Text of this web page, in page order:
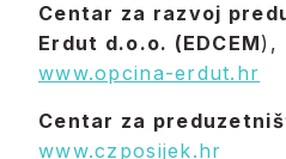
Centar za razvoj
Erdut d.o.o. (EDCEM),
www.opcina-erdut.hr
Centar za
www.czposijek.hr